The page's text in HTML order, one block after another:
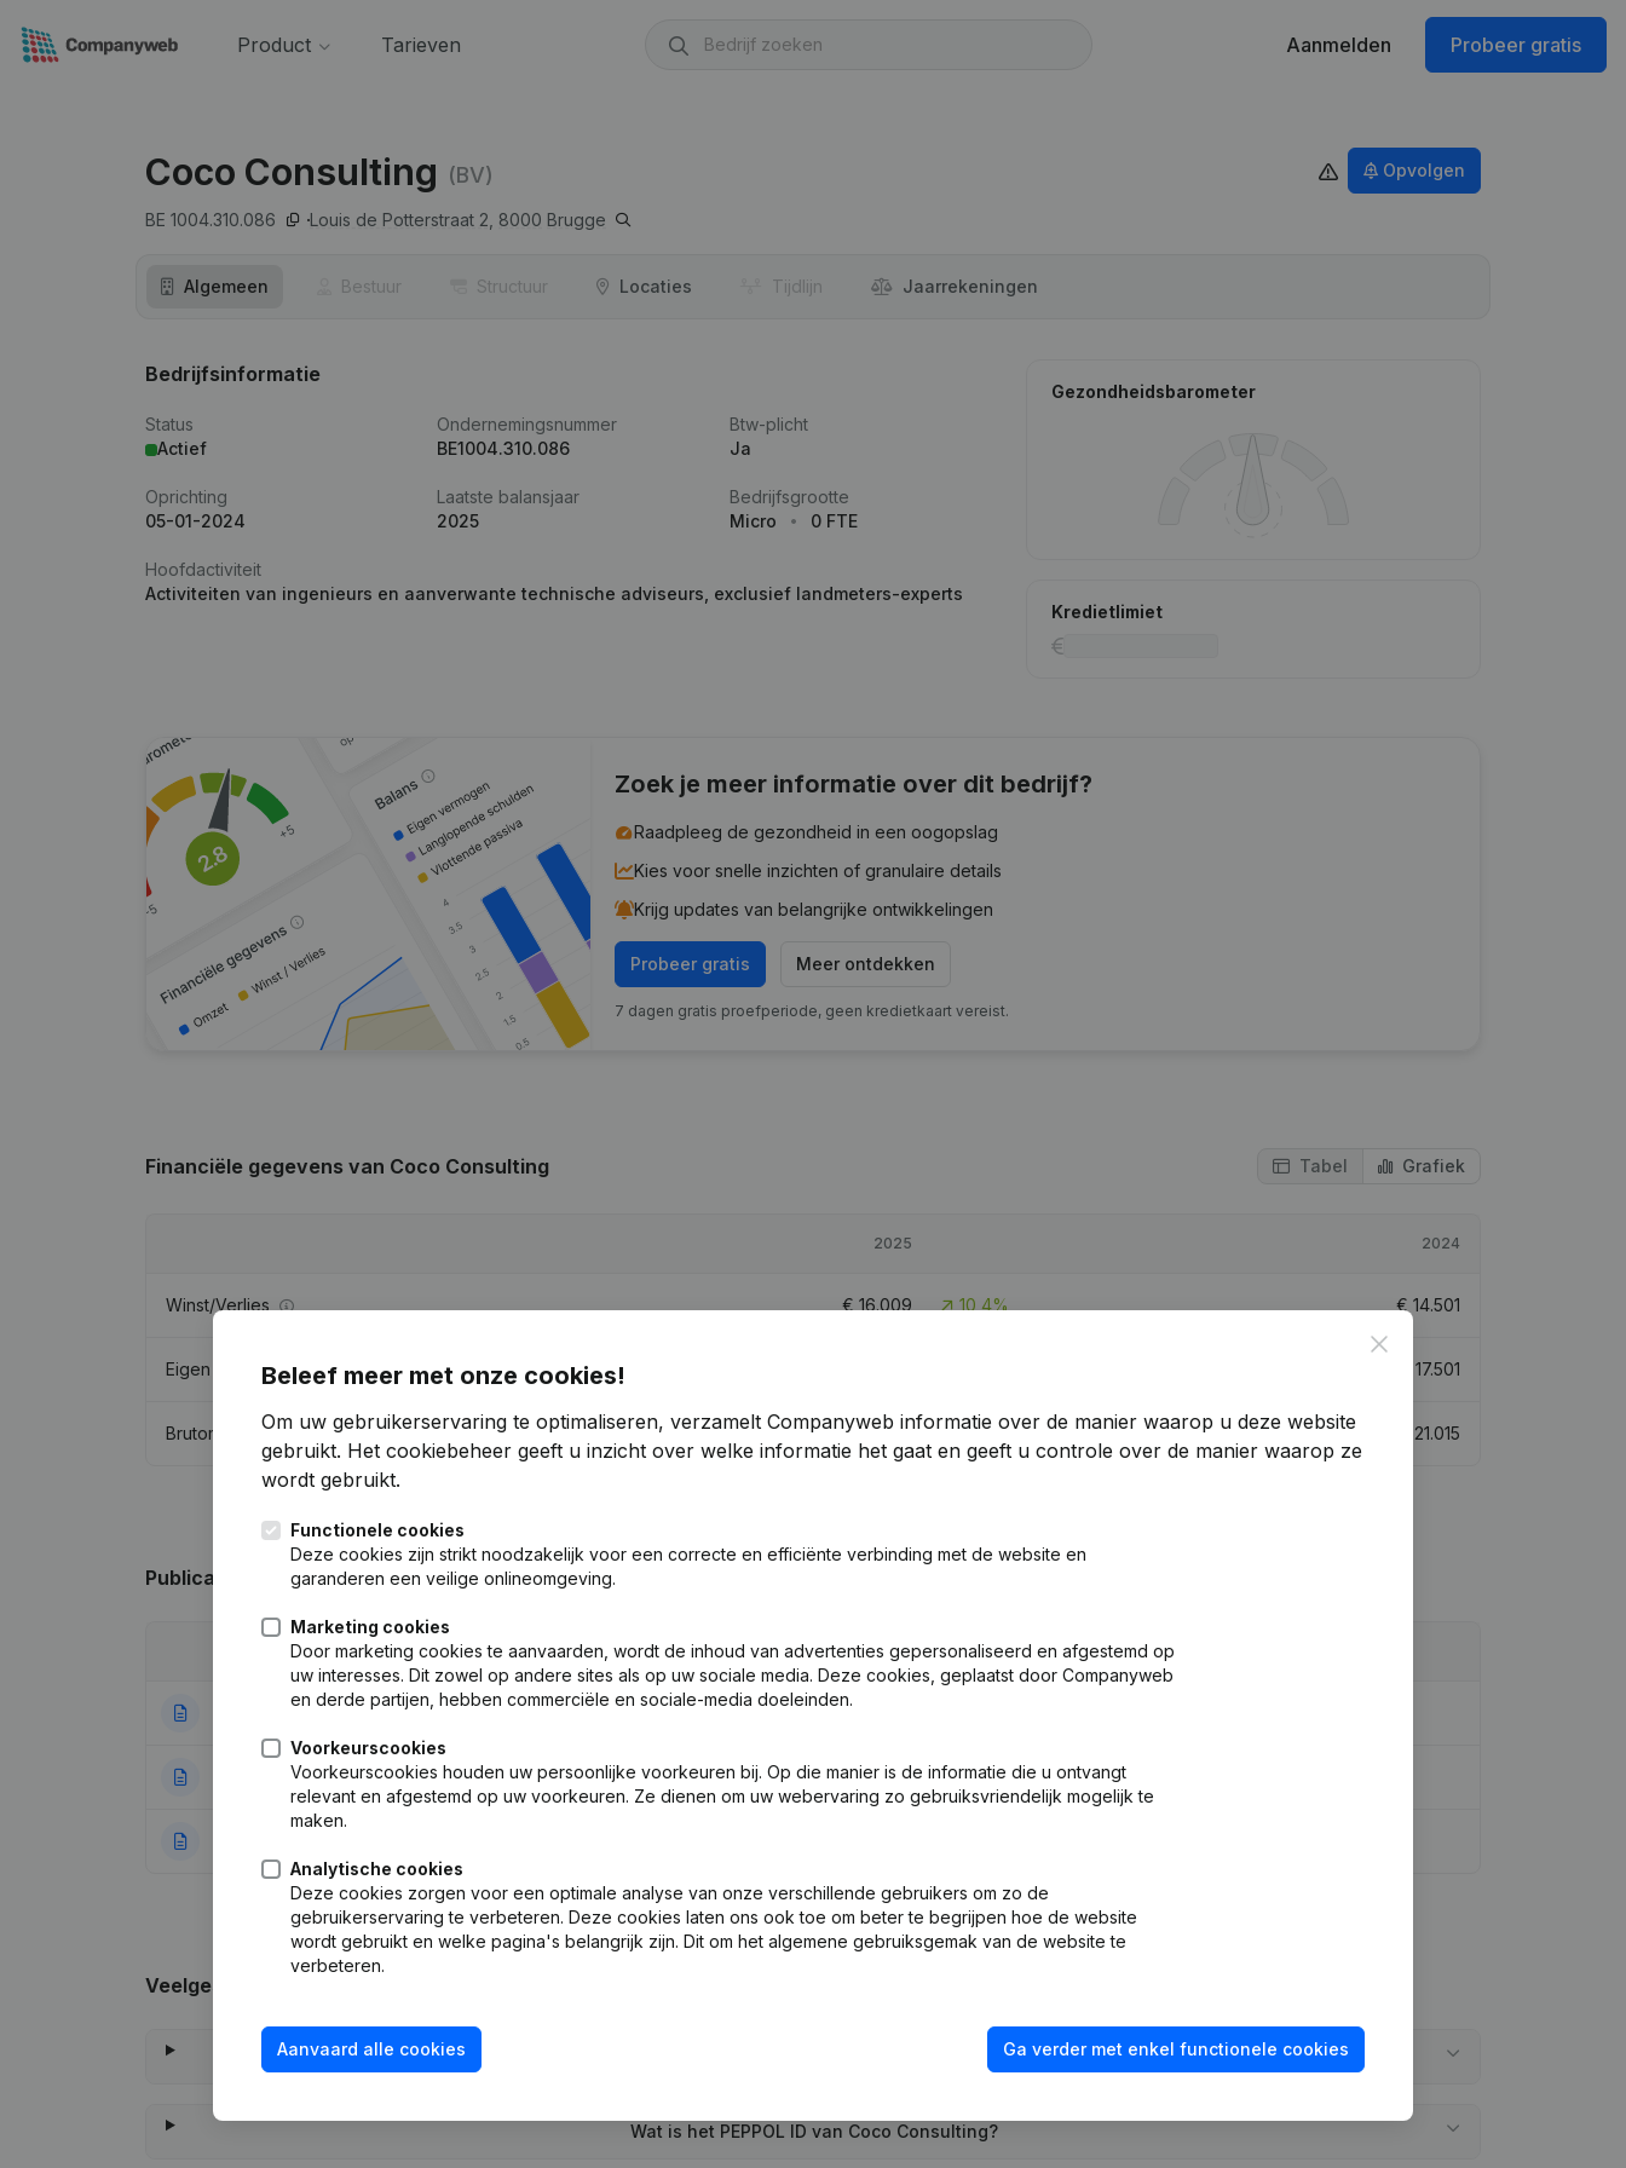
Product Tarieven Aanmelden Probeer gratis
Coco Consulting (BV)
BE 1004.310.086 Louis de Potterstraat 2, 8000 Brugge
Opvolgen
Algemeen Bestuur Structuur Locaties Tijdlijn Jaar­rekeningen
Bedrijfsinformatie
Status
Actief
Ondernemingsnummer
BE1004.310.086
Btw-plicht
Ja
Oprichting
05-01-2024
Laatste balansjaar
2025
Bedrijfsgrootte
Micro
0 FTE
Hoofdactiviteit
Activiteiten van ingenieurs en aanverwante technische adviseurs, exclusief landmeters-experts
Gezondheidsbarometer
Kredietlimiet
Zoek je meer informatie over dit bedrijf?
Raadpleeg de gezondheid in een oogopslag
Kies voor snelle inzichten of granulaire details
Krijg updates van belangrijke ontwikkelingen
Probeer gratis Meer ontdekken
7 dagen gratis proefperiode, geen kredietkaart vereist.
Financiële gegevens van Coco Consulting Tabel Grafiek
2025 2024
Winst/Verlies € 16.009 10,4% € 14.501
Eigen vermogen 17.501
Brutomarge € 24.594 17,03% 21.015
Publicaties van Coco Consulting
Publicatie
09-06-2026 Maatschappelijke Zetel
20-03-2024 Ontslagnemingen - Benoemingen
Veelgestelde vragen
Wat is het btw-nummer van Coco Consulting?
Wat is het PEPPOL ID van Coco Consulting?
Close
Beleef meer met onze cookies!
Om uw gebruikerservaring te optimaliseren, verzamelt Companyweb informatie over de manier waarop u deze website
gebruikt. Het cookiebeheer geeft u inzicht over welke informatie het gaat en geeft u controle over de manier waarop ze
wordt gebruikt.
Functionele cookies
Deze cookies zijn strikt noodzakelijk voor een correcte en efficiënte verbinding met de website en
garanderen een veilige onlineomgeving.
Marketing cookies
Door marketing cookies te aanvaarden, wordt de inhoud van advertenties gepersonaliseerd en afgestemd op
uw interesses. Dit zowel op andere sites als op uw sociale media. Deze cookies, geplaatst door Companyweb
en derde partijen, hebben commerciële en sociale-media doeleinden.
Voorkeurscookies
Voorkeurscookies houden uw persoonlijke voorkeuren bij. Op die manier is de informatie die u ontvangt
relevant en afgestemd op uw voorkeuren. Ze dienen om uw webervaring zo gebruiksvriendelijk mogelijk te
maken.
Analytische cookies
Deze cookies zorgen voor een optimale analyse van onze verschillende gebruikers om zo de
gebruikerservaring te verbeteren. Deze cookies laten ons ook toe om beter te begrijpen hoe de website
wordt gebruikt en welke pagina's belangrijk zijn. Dit om het algemene gebruiksgemak van de website te
verbeteren.
Aanvaard alle cookies Ga verder met enkel functionele cookies